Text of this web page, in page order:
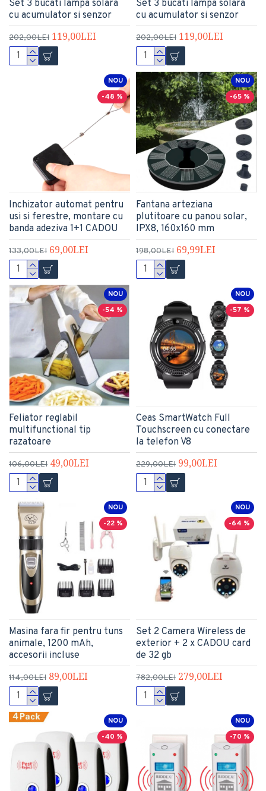
Set 3 bucati lampa solara
cu acumulator si senzor
202,00LEI 119,00LEI
Set 3 bucati lampa solara
cu acumulator si senzor
202,00LEI 119,00LEI
NOU
-48 %
Inchizator automat pentru
usi si ferestre, montare cu
banda adeziva 1+1 CADOU
133,00LEI 69,00LEI
NOU
-65 %
Fantana arteziana
plutitoare cu panou solar,
IPX8, 160x160 mm
198,00LEI 69,99LEI
NOU
-54 %
Feliator reglabil
multifunctional tip
razatoare
106,00LEI 49,00LEI
NOU
-57 %
Ceas SmartWatch Full
Touchscreen cu conectare
la telefon V8
229,00LEI 99,00LEI
NOU
-22 %
Masina fara fir pentru tuns
animale, 1200 mAh,
accesorii incluse
114,00LEI 89,00LEI
NOU
-64 %
Set 2 Camera Wireless de
exterior + 2 x CADOU card
de 32 gb
782,00LEI 279,00LEI
NOU
-40 %
NOU
-70 %